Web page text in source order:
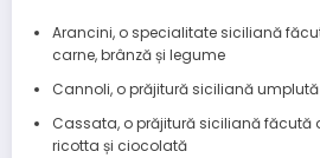
Arancini, o specialitate siciliană
carne, brânză și legume
Cannoli, o prăjitură siciliană
Cassata, o prăjitură siciliană făcută
ricotta și ciocolată